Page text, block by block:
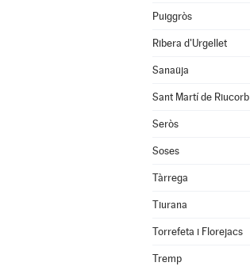
Puiggròs
Ribera d'Urgellet
Sanaüja
Sant Martí de Riucorb
Seròs
Soses
Tàrrega
Tiurana
Torrefeta i Florejacs
Tremp